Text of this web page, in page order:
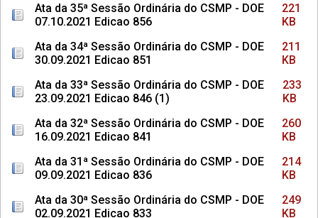
Ata da 35ª Sessão Ordinária do CSMP - DOE
07.10.2021 Edicao 856
221
KB
Ata da 34ª Sessão Ordinária do CSMP - DOE
30.09.2021 Edicao 851
211
KB
Ata da 33ª Sessão Ordinária do CSMP - DOE
23.09.2021 Edicao 846 (1)
233
KB
Ata da 32ª Sessão Ordinária do CSMP - DOE
16.09.2021 Edicao 841
260
KB
Ata da 31ª Sessão Ordinária do CSMP - DOE
09.09.2021 Edicao 836
214
KB
Ata da 30ª Sessão Ordinária do CSMP - DOE
02.09.2021 Edicao 833
249
KB